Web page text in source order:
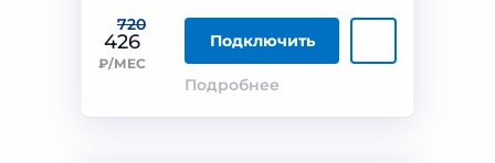
720
426
₽/МЕС
Подключить
Подробнее